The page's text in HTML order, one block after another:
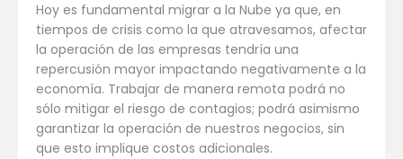
Hoy es fundamental migrar a la Nube ya que, en
tiempos de crisis como la que atravesamos, afectar
la operación de las empresas tendría una
repercusión mayor impactando negativamente a la
economía. Trabajar de manera remota podrá no
sólo mitigar el riesgo de contagios; podrá asimismo
garantizar la operación de nuestros negocios, sin
que esto implique costos adicionales.